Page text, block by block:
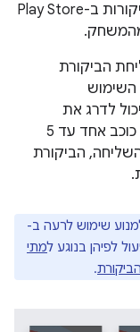
לכם לעודד משתמשים לשלוח דירוגים וביקורות ב-Play Store
הביקורת
השימוש
לדרג את
האפליקציה באמצעות מערכת הדירוג של כוכב אחד עד 5
השליחה, הביקורת
שימוש לרעה ב-
מתי
.